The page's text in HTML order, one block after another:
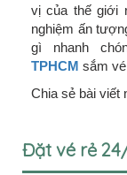
vị của thế giới
nghiệm ấn
gì nhanh
TPHCM sắm
Chia sẻ bài viết
Đặt vé rẻ